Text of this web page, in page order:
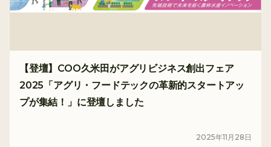
【登壇】COO久米田がアグリビジネス創出フェア
2025「アグリ・フードテックの革新的スタートアッ
プが集結！」に登壇しました
2025年11 月 28 日